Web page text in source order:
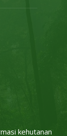
kehutanan